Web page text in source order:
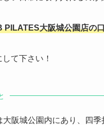
PILATES大阪城公園店の
て下さい！
大阪城公園内にあり、四